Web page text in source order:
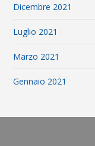
Dicembre 2021
Luglio 2021
Marzo 2021
Gennaio 2021